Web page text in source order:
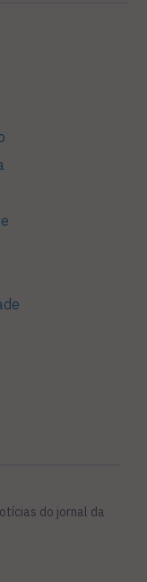
do jornal da